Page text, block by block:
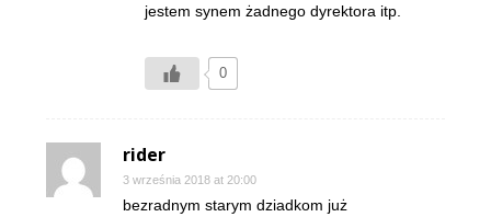
jestem synem żadnego dyrektora itp.
0
rider
3 września 2018 at 20:00
bezradnym starym dziadkom już